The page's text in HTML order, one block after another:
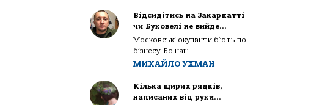
Відсидітись на Закарпатті
чи Буковелі не вийде…
Московські окупанти б’ють по
бізнесу. Бо наш...
МИХАЙЛО УХМАН
Кілька щирих рядків,
написаних від руки…